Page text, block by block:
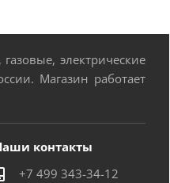
электрические
Магазин работает
контакты
+7 499 343-34-12